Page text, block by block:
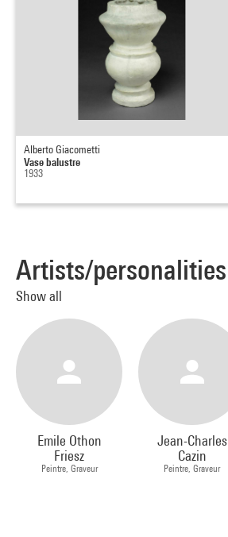
Alberto Giacometti
Vase balustre
1933
Artists/personalities
Show all
Emile Othon
Friesz
Peintre, Graveur
Jean-Charles
Cazin
Peintre, Graveur